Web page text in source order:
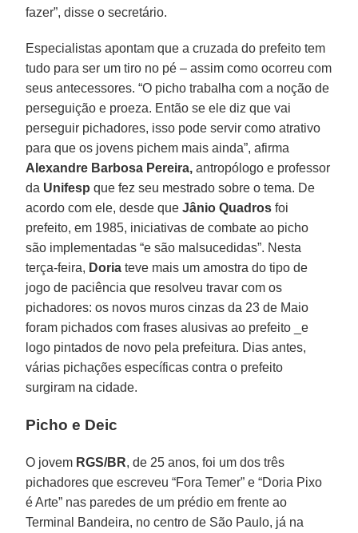
fazer”, disse o secretário.
Especialistas apontam que a cruzada do prefeito tem
tudo para ser um tiro no pé – assim como ocorreu com
seus antecessores. “O picho trabalha com a noção de
perseguição e proeza. Então se ele diz que vai
perseguir pichadores, isso pode servir como atrativo
para que os jovens pichem mais ainda”, afirma
Alexandre Barbosa Pereira, antropólogo e professor
da Unifesp que fez seu mestrado sobre o tema. De
acordo com ele, desde queJânio Quadros foi
prefeito, em 1985, iniciativas de combate ao picho
são implementadas “e são malsucedidas”. Nesta
terça-feira, Doria teve mais um amostra do tipo de
jogo de paciência que resolveu travar com os
pichadores: os novos muros cinzas da 23 de Maio
foram pichados com frases alusivas ao prefeito _e
logo pintados de novo pela prefeitura. Dias antes,
várias pichações específicas contra o prefeito
surgiram na cidade.
Picho e Deic
O jovem RGS/BR, de 25 anos, foi um dos três
pichadores que escreveu “Fora Temer” e “Doria Pixo
é Arte” nas paredes de um prédio em frente ao
Terminal Bandeira, no centro de São Paulo, já na